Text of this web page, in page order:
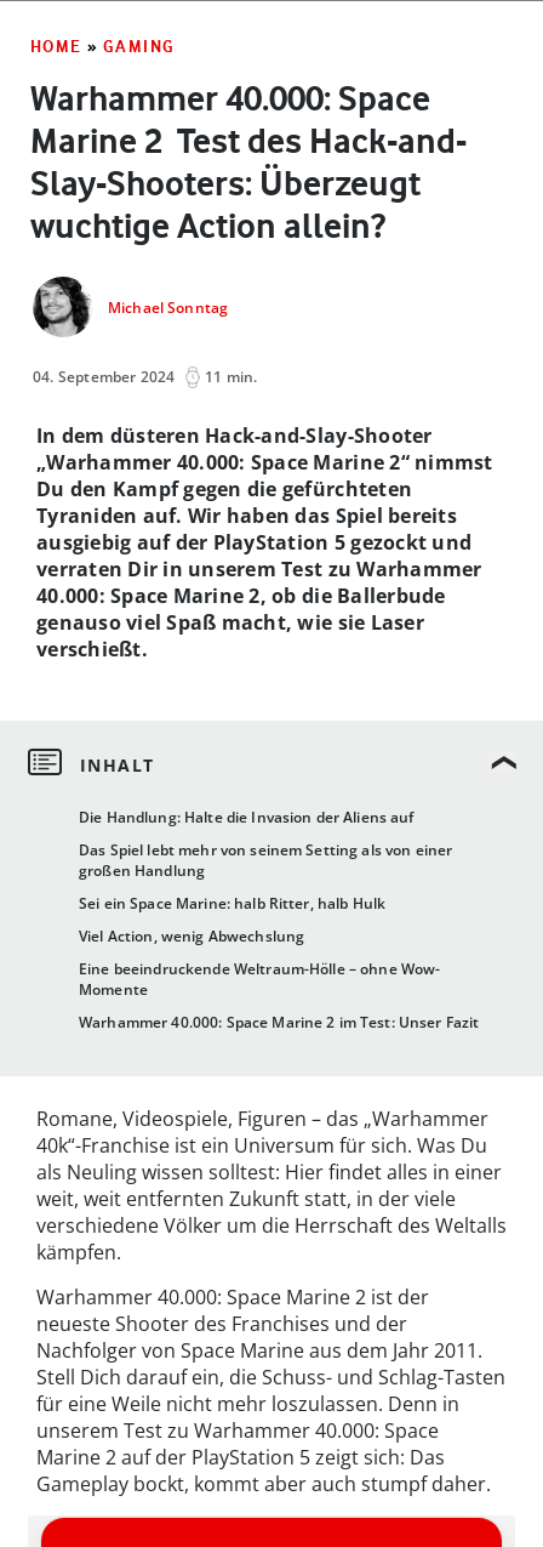
HOME » GAMING
Warhammer 40.000: Space
Marine 2 ­ Test des Hack-and-
Slay-Shooters: Überzeugt
wuchtige Action allein?
Michael Sonntag
04. September 2024 11 min.
Die Handlung: Halte die Invasion der Aliens auf
Das Spiel lebt mehr von seinem Setting als von einer
großen Handlung
Sei ein Space Marine: halb Ritter, halb Hulk
Viel Action, wenig Abwechslung
Eine beeindruckende Weltraum-Hölle – ohne Wow-
Momente
Warhammer 40.000: Space Marine 2 im Test: Unser Fazit
In dem düsteren Hack-and-Slay-Shooter
„Warhammer 40.000: Space Marine 2“ nimmst
Du den Kampf gegen die gefürchteten
Tyraniden auf. Wir haben das Spiel bereits
ausgiebig auf der PlayStation 5 gezockt und
verraten Dir in unserem Test zu Warhammer
40.000: Space Marine 2, ob die Ballerbude
genauso viel Spaß macht, wie sie Laser
verschießt.
Romane, Videospiele, Figuren – das „Warhammer
40k“-Franchise ist ein Universum für sich. Was Du
als Neuling wissen solltest: Hier findet alles in einer
weit, weit entfernten Zukunft statt, in der viele
verschiedene Völker um die Herrschaft des Weltalls
kämpfen.
Warhammer 40.000: Space Marine 2 ist der
neueste Shooter des Franchises und der
Nachfolger von Space Marine aus dem Jahr 2011.
Stell Dich darauf ein, die Schuss- und Schlag-Tasten
für eine Weile nicht mehr loszulassen. Denn in
unserem Test zu Warhammer 40.000: Space
Marine 2 auf der PlayStation 5 zeigt sich: Das
Gameplay bockt, kommt aber auch stumpf daher.